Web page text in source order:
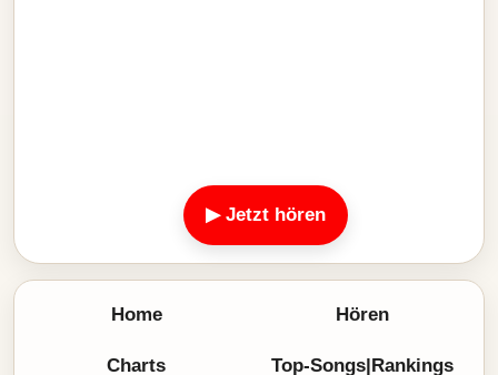
▶ Jetzt hören
Home Hören
Charts Top-Songs|Rankings